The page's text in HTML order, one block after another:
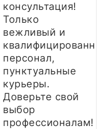
консультация!
Только
вежливый и
персонал,
пунктуальные
курьеры.
Доверьте свой
выбор
профессионалам!